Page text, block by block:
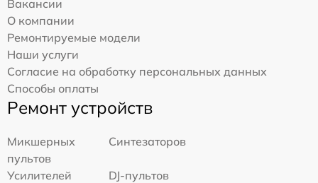
Вакансии
О компании
Ремонтируемые модели
Наши услуги
Согласие на обработку персональных данных
Способы оплаты
Ремонт устройств
Микшерных
пультов
Синтезаторов
Усилителей
DJ-пультов